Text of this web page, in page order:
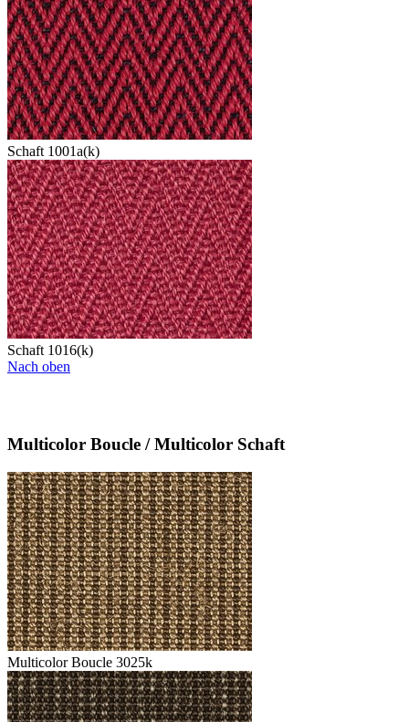
Schaft 1001a(k)
Schaft 1016(k)
Nach oben
Multicolor Boucle / Multicolor Schaft
Multicolor Boucle 3025k